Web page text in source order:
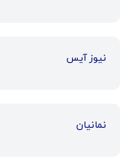
نیوز آیس
نمانیان